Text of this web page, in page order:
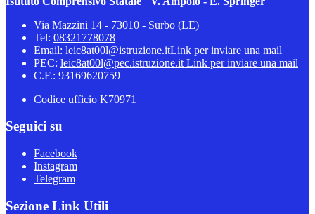
Via Mazzini 14 - 73010 - Surbo (LE)
Tel: 08321778078
Email: leic8at00l@istruzione.itLink per inviare una mail
PEC: leic8at00l@pec.istruzione.it Link per inviare una mail
C.F.: 93169620759
Codice ufficio K70971
Seguici su
Facebook
Instagram
Telegram
Sezione Link Utili